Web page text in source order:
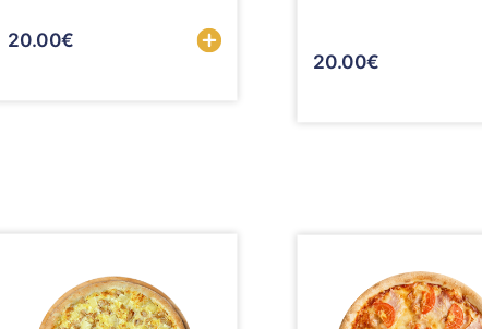
Sélectionner
20.00€
20.00€